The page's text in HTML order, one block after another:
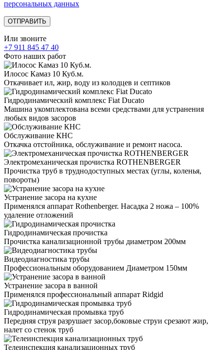
персональных данных
Или звоните
+7 911 845 47 40
Фото наших работ
Илосос Камаз 10 Куб.м.
Откачивает ил, жир, воду из колодцев и септиков
Гидродинамический комплекс Fiat Ducato
Машина укомплектована всеми средствами для устранения
любых видов засоров
Обслуживание КНС
Откачка отстойника, обслуживание и ремонт насоса.
Электромеханическая прочистка ROTHENBERGER
Прочистка труб в труднодоступных местах (углы, коленья,
повороты)
Устранение засора на кухне
Применялся аппарат Rothenberger. Насадка 2 ножа – 100%
удаление отложений
Гидродинамическая прочистка
Прочистка канализационной трубы диаметром 200мм
Видеодиагностика трубы
Профессиональным оборудованием Диаметром 150мм
Устранение засора в ванной
Применялся профессиональный аппарат Ridgid
Гидродинамическая промывка труб
Передняя струя разрушает засор,боковые струи срезают жир,
налет со стенок труб
Телеинспекция канализационных труб